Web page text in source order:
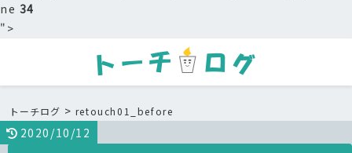
ne 34
">
トーチログ > retouch01_before
2020/10/12